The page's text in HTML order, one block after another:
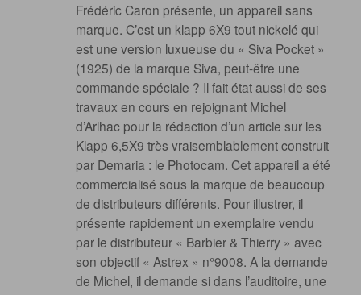
Frédéric Caron présente, un appareil sans
marque. C’est un klapp 6X9 tout nickelé qui
est une version luxueuse du « Siva Pocket »
(1925) de la marque Siva, peut-être une
commande spéciale ? Il fait état aussi de ses
travaux en cours en rejoignant Michel
d’Arlhac pour la rédaction d’un article sur les
Klapp 6,5X9 très vraisemblablement construit
par Demaria : le Photocam. Cet appareil a été
commercialisé sous la marque de beaucoup
de distributeurs différents. Pour illustrer, il
présente rapidement un exemplaire vendu
par le distributeur « Barbier & Thierry » avec
son objectif « Astrex » n°9008. A la demande
de Michel, il demande si dans l’auditoire, une